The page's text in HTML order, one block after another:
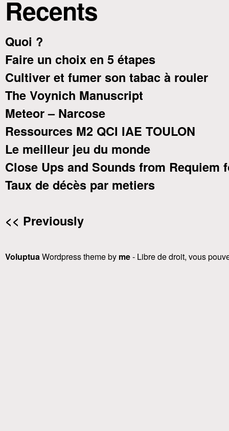
Recents
Quoi ?
Faire un choix en 5 étapes
Cultiver et fumer son tabac à rouler
The Voynich Manuscript
Meteor – Narcose
Ressources M2 QCI IAE TOULON
Le meilleur jeu du monde
Close Ups and Sounds from Requiem
Taux de décès par metiers
<< Previously
VoluptuaWordpress theme by me- Libre de droit, vous